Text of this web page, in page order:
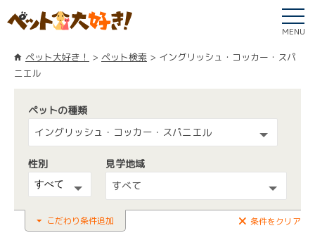
MENU
ペット大好き！ ペット検索
イングリッシュ・コッカー・スパ
ニエル
ペットの種類
イングリッシュ・コッカー・スパニエル
性別
見学地域
すべて
こだわり条件追加 条件をクリア